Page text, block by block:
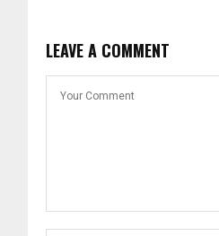
LEAVE A COMMENT